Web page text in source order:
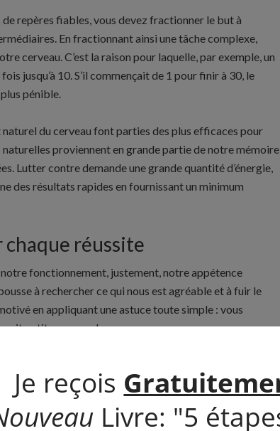
de repères fiables, vous devez fractionner le but à
En fractionnant ainsi une tâche complexe,
cerveau. C’est la raison pour laquelle, par exemple, un
jusqu’à 10. S’il commençait de 1 pour finir à 30, le
pénible.
du cerveau font parties des plus efficaces pour
proviennent en grande partie de notre mémoire
Lutter contre demande une grande quantité d’énergie,
des résultats rapides en fournissant un minimum
chaque réussite
fonctionnement, justement, notre appétence
à rechercher ce qui nous est agréable et à fuir le
en appliquant une astuce toute simple : vous
soit petite ou grande.
loin d’être les seuls à avoir besoin de ce genre de
d’entreprise, y compris le légendaire Steve Jobs, ont
on retrouve ce système de récompense partout dans le
parts variables et autres bonus, sinon des